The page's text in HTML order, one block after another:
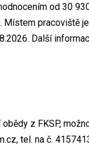
od 30
pracoviště
Další
z FKSP,
tel. na č.